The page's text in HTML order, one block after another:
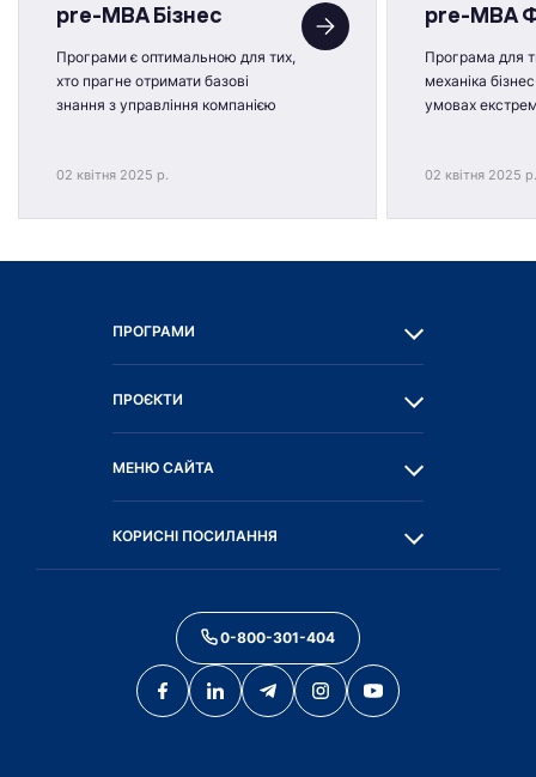
pre-MBA Бізнес
Програми є оптимальною для тих,
хто прагне отримати базові
знання з управління компанією
02 квітня 2025 р.
pre-MBA
Програма для
механіка
умовах
02 квітня 2025 р.
ПРОГРАМИ
ПРОЄКТИ
МЕНЮ САЙТА
КОРИСНІ ПОСИЛАННЯ
0-800-301-404